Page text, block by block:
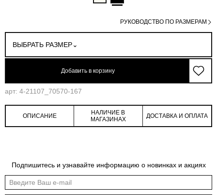
ВЫБРАТЬ РАЗМЕР
РУКОВОДСТВО ПО РАЗМЕРАМ
Добавить в корзину
арт: 4-21107_70570-167
Индивидуальные обмеры изделия помогут более точно выбрать подходящий
ОПИСАНИЕ
НАЛИЧИЕ В
МАГАЗИНАХ
ДОСТАВКА И ОПЛАТА
Подпишитесь и узнавайте информацию о новинках и акциях